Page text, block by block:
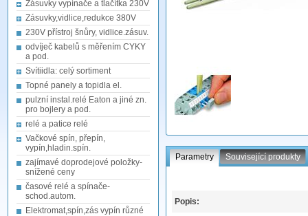
Zásuvky vypínače a tlačítka 230V
Zásuvky,vidlice,redukce 380V
230V přístroj šnůry, vidlice.zásuv.
odvíječ kabelů s měřením CYKY
a pod.
Svítiidla: celý sortiment
Topné panely a topidla el.
pulzní instal.relé Eaton a jiné zn.
pro bojlery a pod.
relé a patice relé
Vačkové spín, přepín,
vypín,hladin.spín.
zajímavé doprodejové položky-
snížené ceny
časové relé a spínače-
schod.autom.
Elektromat,spín,zás vypín různé
Parametry Související produkty
Popis: